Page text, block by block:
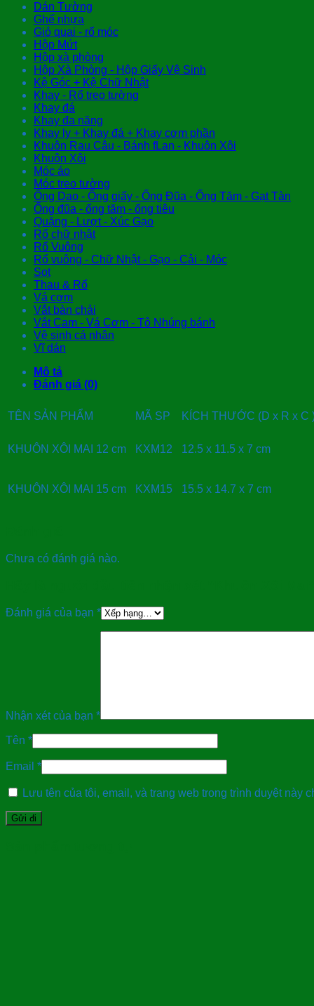
Dán Tường
Ghế nhựa
Giỏ quai - rổ móc
Hộp Mứt
Hộp xà phòng
Hộp Xà Phòng - Hộp Giấy Vệ Sinh
Kệ Góc + Kệ Chữ Nhật
Khay - Rổ treo tường
Khay đá
Khay đa năng
Khay ly + Khay đá + Khay cơm phần
Khuôn Rau Câu - Bánh fLan - Khuôn Xôi
Khuôn Xôi
Móc áo
Móc treo tường
Ống Dao - Ống giấy - Ống Đũa - Ống Tăm - Gạt Tàn
Ống đũa - ống tăm - ống tiêu
Quặng - Lượt - Xúc Gạo
Rổ chữ nhật
Rổ Vuông
Rổ vuông - Chữ Nhật - Gạo - Cải - Móc
Sọt
Thau & Rổ
Vá cơm
Vắt bàn chải
Vắt Cam - Vá Cơm - Tô Nhúng bánh
Vệ sinh cá nhân
Vĩ dán
Mô tả
Đánh giá (0)
TÊN SẢN PHẨM MÃ SP KÍCH THƯỚC (D x R x C
KHUÔN XÔI MAI 12 cm KXM12 12.5 x 11.5 x 7 cm
KHUÔN XÔI MAI 15 cm KXM15 15.5 x 14.7 x 7 cm
Chưa có đánh giá nào.
Đánh giá của bạn *
Nhận xét của bạn *
Tên *
Email *
Lưu tên của tôi, email, và trang web trong trình duyệt này